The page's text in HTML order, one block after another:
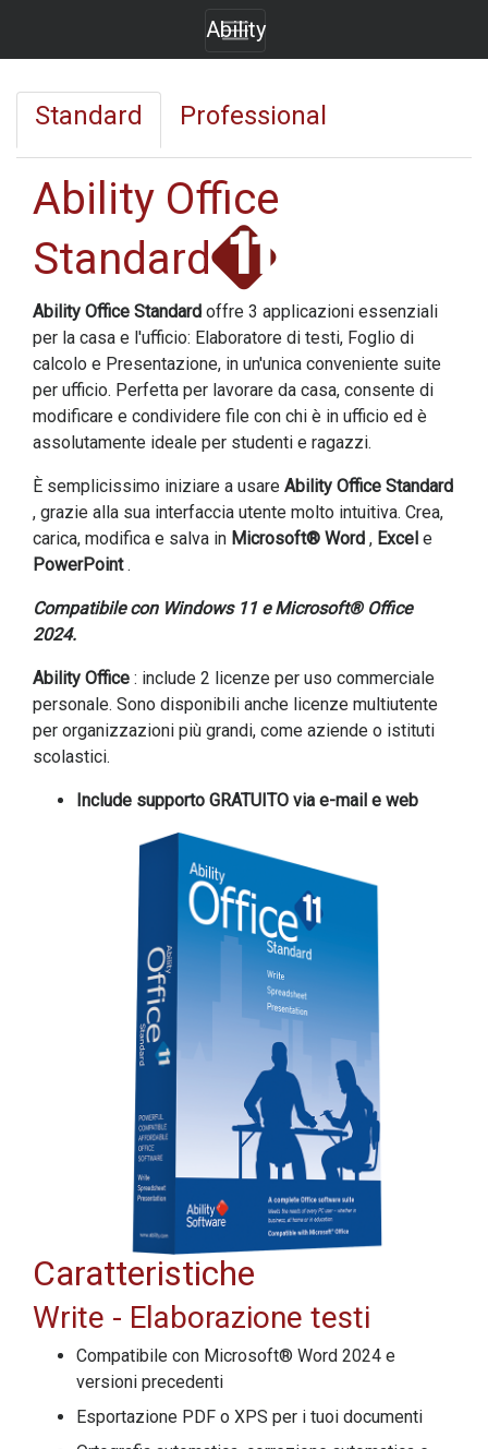
Ability
Standard Professional
Ability Office
Standard
Ability Office Standard offre 3 applicazioni essenziali
per la casa e l'ufficio: Elaboratore di testi, Foglio di
calcolo e Presentazione, in un'unica conveniente suite
per ufficio. Perfetta per lavorare da casa, consente di
modificare e condividere file con chi è in ufficio ed è
assolutamente ideale per studenti e ragazzi.
È semplicissimo iniziare a usare Ability Office Standard
, grazie alla sua interfaccia utente molto intuitiva. Crea,
carica, modifica e salva in Microsoft® Word , Excel e
PowerPoint.
Compatibile con Windows 11 e Microsoft® Office
2024.
Ability Office : include 2 licenze per uso commerciale
personale. Sono disponibili anche licenze multiutente
per organizzazioni più grandi, come aziende o istituti
scolastici.
Include supporto GRATUITO via e-mail e web
Caratteristiche
Write - Elaborazione testi
Compatibile con Microsoft® Word 2024 e
versioni precedenti
Esportazione PDF o XPS per i tuoi documenti